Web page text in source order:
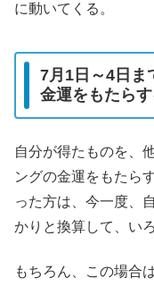
に動いてくる。
7月1日～4日ま
金運をもたらす
自分が得たものを、
ングの金運をもたら
った方は、今一度、
かりと換算して、い
もちろん、この場合